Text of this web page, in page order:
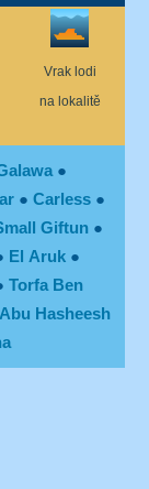
Vrak lodi
na lokalitě
●
● Carless ●
Giftun ●
El Aruk ●
Torfa Ben
Abu Hasheesh